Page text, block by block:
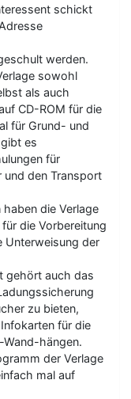
schickt
werden.
sowohl
als auch
CD-ROM für die
für Grund- und
es
für
den Transport
die Verlage
die Vorbereitung
Unterweisung der
gehört auch das
zu bieten,
für die
hängen.
der Verlage
mal auf